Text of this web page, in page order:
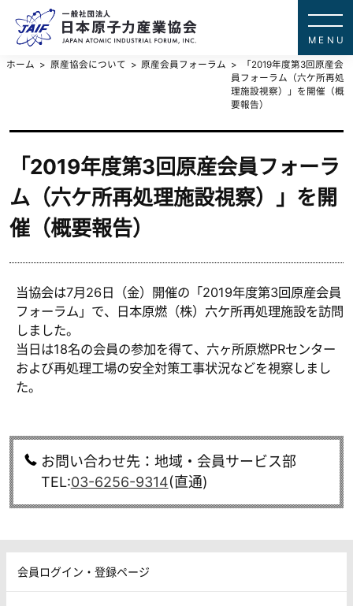
ホーム 原産協会について 原産会員フォーラム
「2019年度第3回原産会
員フォーラム（六ケ所再処
理施設視察）」を開催（概
要報告）
「2019年度第3回原産会員フォーラ
ム（六ケ所再処理施設視察）」を開
催（概要報告）
当協会は7月26日（金）開催の「2019年度第3回原産会員
フォーラム」で、日本原燃（株）六ケ所再処理施設を訪問
しました。
当日は18名の会員の参加を得て、六ヶ所原燃PRセンター
および再処理工場の安全対策工事状況などを視察しまし
た。
お問い合わせ先：地域・会員サービス部
TEL:03-6256-9314(直通)
会員ログイン・登録ページ